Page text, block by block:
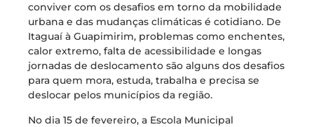
conviver com os desafios em torno da mobilidade
urbana e das mudanças climáticas é cotidiano. De
Itaguaí à Guapimirim, problemas como enchentes,
calor extremo, falta de acessibilidade e longas
jornadas de deslocamento são alguns dos desafios
para quem mora, estuda, trabalha e precisa se
deslocar pelos municípios da região.
No dia 15 de fevereiro, a Escola Municipal